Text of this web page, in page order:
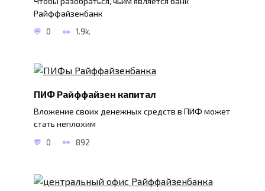
Райффайзенбанк
0 1.9k.
ПИФ Райффайзен капитал
Вложение своих денежных средств в ПИФ может
стать неплохим
0 892